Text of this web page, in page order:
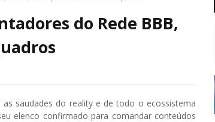
do Rede BBB,
saudades do reality e de todo o ecossistema
elenco confirmado para comandar conteúdos